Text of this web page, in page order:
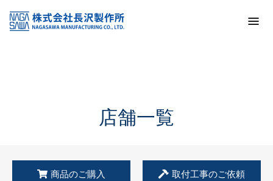
KSS加盟店・取扱店情報
店舗一覧
店舗一覧
商品のご購入 取付工事のご依頼